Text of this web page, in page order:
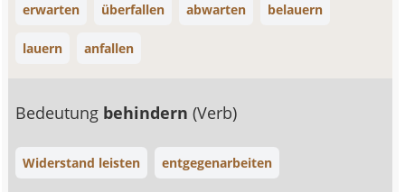
erwarten überfallen abwarten belauern
lauern anfallen
Bedeutung behindern(Verb)
Widerstand leisten entgegenarbeiten